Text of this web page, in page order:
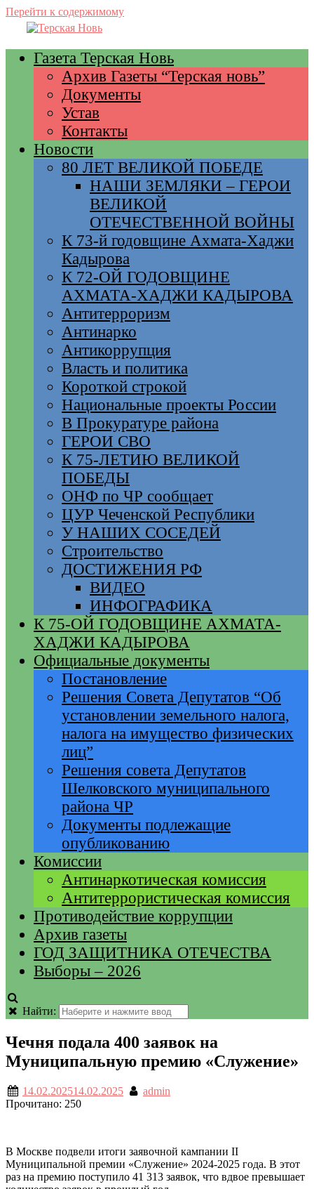
Перейти к содержимому
Газета Терская Новь
Архив Газеты “Терская новь”
Документы
Устав
Контакты
Новости
80 ЛЕТ ВЕЛИКОЙ ПОБЕДЕ
НАШИ ЗЕМЛЯКИ – ГЕРОИ
ВЕЛИКОЙ
ОТЕЧЕСТВЕННОЙ ВОЙНЫ
К 73-й годовщине Ахмата-Хаджи
Кадырова
К 72-ОЙ ГОДОВЩИНЕ
АХМАТА-ХАДЖИ КАДЫРОВА
Антитерроризм
Антинарко
Антикоррупция
Власть и политика
Короткой строкой
Национальные проекты России
В Прокуратуре района
ГЕРОИ СВО
К 75-ЛЕТИЮ ВЕЛИКОЙ
ПОБЕДЫ
ОНФ по ЧР сообщает
ЦУР Чеченской Республики
У НАШИХ СОСЕДЕЙ
Строительство
ДОСТИЖЕНИЯ РФ
ВИДЕО
ИНФОГРАФИКА
К 75-ОЙ ГОДОВЩИНЕ АХМАТА-
ХАДЖИ КАДЫРОВА
Официальные документы
Постановление
Решения Совета Депутатов “Об
установлении земельного налога,
налога на имущество физических
лиц”
Решения совета Депутатов
Шелковского муниципального
района ЧР
Документы подлежащие
опубликованию
Комиссии
Антинаркотическая комиссия
Антитеррористическая комиссия
Противодействие коррупции
Архив газеты
ГОД ЗАЩИТНИКА ОТЕЧЕСТВА
Выборы – 2026
Найти:
Чечня подала 400 заявок на
Муниципальную премию «Служение»
14.02.202514.02.2025
admin
Прочитано: 250
В Москве подвели итоги заявочной кампании II
Муниципальной премии «Служение» 2024-2025 года. В этот
раз на премию поступило 41 313 заявок, что вдвое превышает